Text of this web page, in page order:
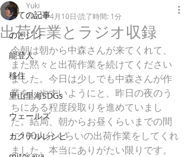
全ての記事
のとジン
能登人
移住
里山里海SDGs
ウェールズ
カクテルレシピ
出荷作業とラジオ収録
Yuki
2022年4月10日 読了時間: 1分
今朝は朝から中森さんが来てくれて、
また黙々と出荷作業を続けてください
ました。今日は少しでも中森さんが作
業をしやすいようにと、昨日の夜のう
ちにある程度段取りを進めていまし
た。結局、朝からお昼くらいまでの間
に100人分くらいの出荷作業をしてくれ
ました。本当にありがたい限りです。